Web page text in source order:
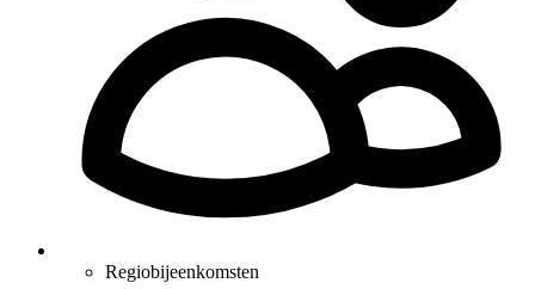
Regiobijeenkomsten